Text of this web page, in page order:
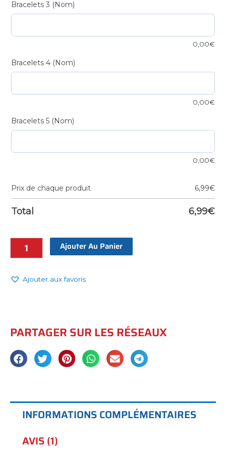
Bracelets 3 (Nom)
0,00€
Bracelets 4 (Nom)
0,00€
Bracelets 5 (Nom)
0,00€
Prix de chaque produit 6,99€
Total 6,99€
Ajouter Au Panier
Ajouter aux favoris
PARTAGER SUR LES RÉSEAUX
INFORMATIONS COMPLÉMENTAIRES
AVIS (1)